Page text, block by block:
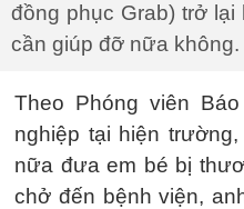
đồng phục Grab) trở
cần giúp đỡ nữa không.
Theo Phóng viên
nghiệp tại hiện
nữa đưa em bé bị
chở đến bệnh viện,